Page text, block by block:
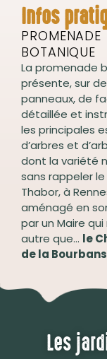
Infos
PROMENADE
BOTANIQUE
La promenade
présente, sur
panneaux, de
détaillée et
les principales
d’arbres et
dont la variété
sans rappeler
Thabor, à
aménagé en
par un Maire qui
autre que… le
de la
Les